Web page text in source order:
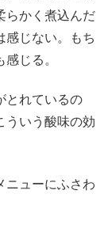
らかく煮込んだ
感じない。もち
じる。
とれているの
ういう酸味の効
ニューにふさわ